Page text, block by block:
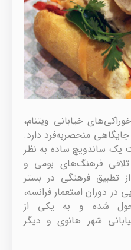
خیابانی ویتنام،
منحصربه‌فرد دارد.
یک ساندویچ ساده به نظر
فرهنگ‌های بومی و
تطبیق فرهنگی در بستر
دوران استعمار فرانسه،
شده و به یکی از
شهر هانوی و دیگر